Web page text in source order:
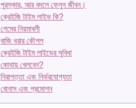
পুরস্কার, আর বদলে ফেলুন জীবন।
ক্রেইজি টাইম লাইভ কি?
গেমের নিয়মাবলী
বাজি ধরার কৌশল
ক্রেইজি টাইম লাইভের সুবিধা
কোথায় খেলবেন?
নিরাপত্তা এবং নির্ভরযোগ্যতা
বোনাস এবং প্রমোশন